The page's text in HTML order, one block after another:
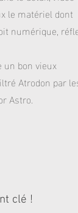
le matériel dont
numérique, réflex
bon vieux
Atrodon par les
Astro.
clé !